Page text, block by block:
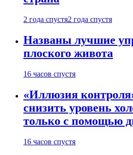
2 года спустя2 года спустя
Названы лучшие
плоского живота
16 часов спустя
«Иллюзия
снизить уровень
только с помощью
16 часов спустя